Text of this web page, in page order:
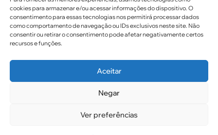
cookies para armazenar e/ou acessar informações do dispositivo. O
consentimento para essas tecnologias nos permitirá processar dados
como comportamento de navegação ou IDs exclusivos neste site. Não
consentir ou retirar o consentimento pode afetar negativamente certos
recursos e funções.
Aceitar
Negar
Ver preferências
Links úteis
Certidão de Quitação Eleitoral
Parceiros CREF16